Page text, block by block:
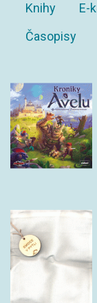
Knihy E-
Časopisy